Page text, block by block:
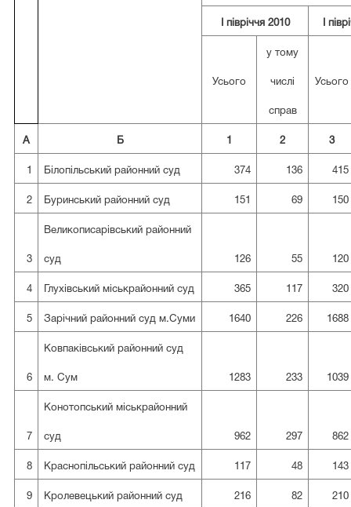
І півріччя 2010 І
Усього
у тому
числі
справ
Усього
А Б 1 2 3
1 Білопільський районний суд 374 136 415
2 Буринський районний суд 151 69 150
3
Великописарівський районний
суд 126 55 120
4 Глухівський міськрайонний суд 365 117 320
5 Зарічний районний суд м.Суми 1640 226 1688
6
Ковпаківський районний суд
м. Сум 1283 233 1039
7
Конотопський міськрайонний
суд 962 297 862
8 Краснопільський районний суд 117 48 143
9 Кролевецький районний суд 216 82 210